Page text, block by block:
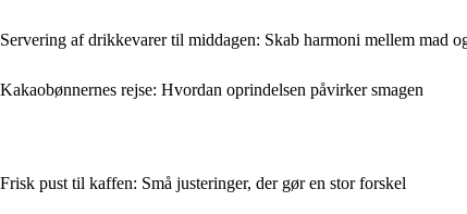
Servering af drikkevarer til middagen: Skab harmoni mellem mad
Kakaobønnernes rejse: Hvordan oprindelsen påvirker smagen
Frisk pust til kaffen: Små justeringer, der gør en stor forskel